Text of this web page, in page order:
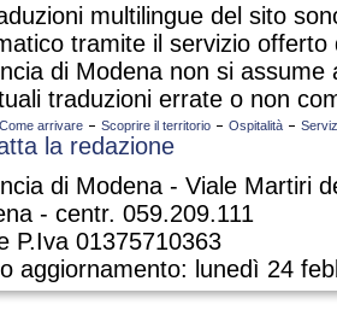
multilingue del sito
tramite il servizio
di Modena non si assume
traduzioni errate o non
Come arrivare Scoprire il territorio Ospitalità
la redazione
di Modena - Viale Martiri
- centr. 059.209.111
P.Iva 01375710363
aggiornamento: lunedì 24